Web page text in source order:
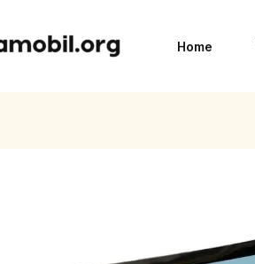
Home